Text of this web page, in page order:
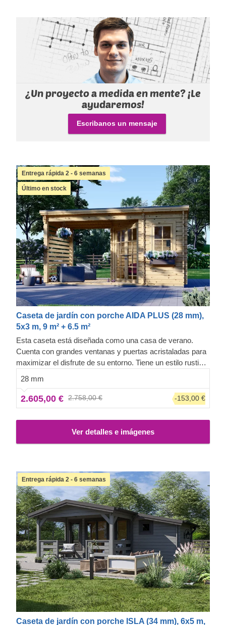
¿Un proyecto a medida en mente? ¡Le
ayudaremos!
Escribanos un mensaje
Entrega rápida 2 - 6 semanas
Último en stock
Caseta de jardín con porche AIDA PLUS (28 mm),
5x3 m, 9 m² + 6.5 m²
Esta caseta está diseñada como una casa de verano.
Cuenta con grandes ventanas y puertas acristaladas para
maximizar el disfrute de su entorno. Tiene un estilo rustico
natural. Su elegante alerón proporciona sombra en los días
cálidos y proporciona el lugar perfecto para sentarse al aire
libre y disfrutar del sol en los días de verano.
28 mm
2.605,00 € 2.758,00 € -153,00 €
Ver detalles e imágenes
Entrega rápida 2 - 6 semanas
Caseta de jardín con porche ISLA (34 mm), 6x5 m,